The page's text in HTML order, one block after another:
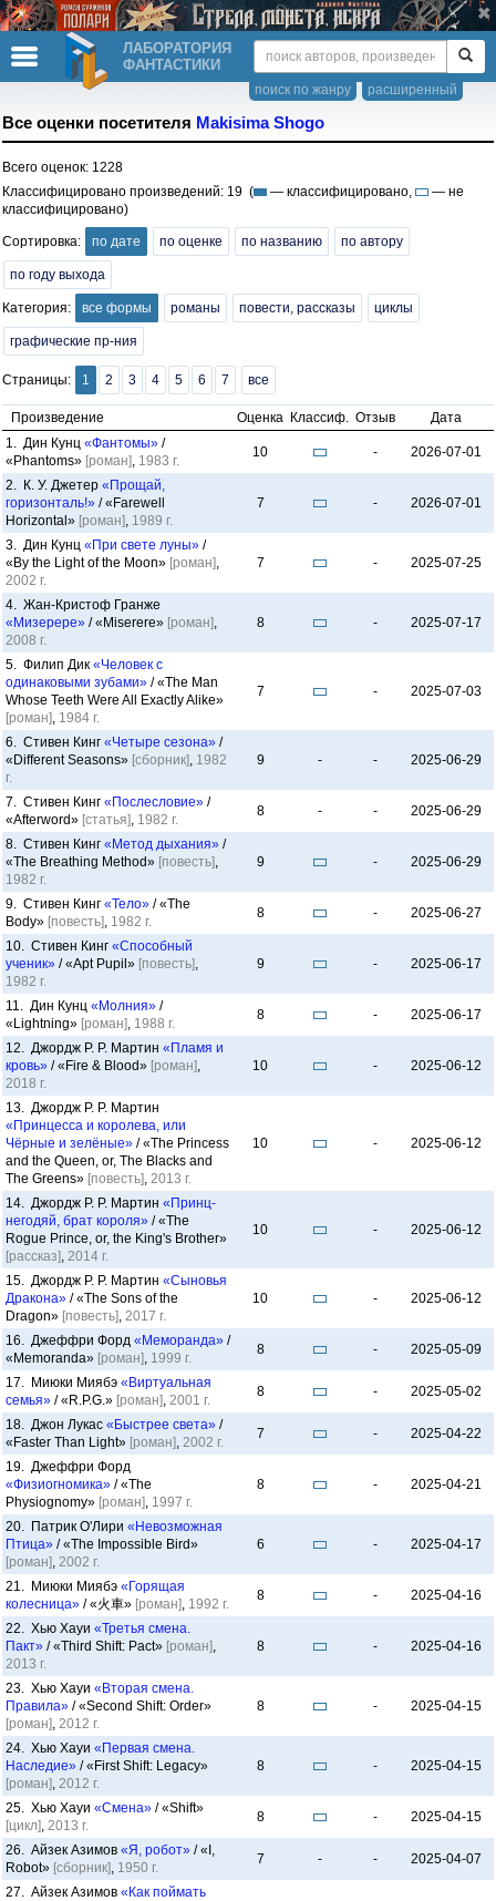
ЛАБОРАТОРИЯ
ФАНТАСТИКИ
расширенный
поиск по жанру
Все оценки посетителя Makisima Shogo
Всего оценок: 1228
Классифицировано произведений: 19 (
— классифицировано,
— не
классифицировано)
Сортировка: по дате по оценке по названию по автору
по году выхода
Категория: все формы романы повести, рассказы циклы
графические пр-ния
Страницы: 1 2 3 4 5 6 7 все
Произведение Оценка Классиф. Отзыв
Дата
1. Дин Кунц «Фантомы» /
«Phantoms» [роман], 1983 г.
10 - 2026-07-01
2. К. У. Джетер «Прощай,
горизонталь!» / «Farewell
Horizontal» [роман], 1989 г.
7 - 2026-07-01
3. Дин Кунц «При свете луны» /
«By the Light of the Moon» [роман],
2002 г.
7 - 2025-07-25
4. Жан-Кристоф Гранже
«Мизерере» / «Miserere» [роман],
2008 г.
8 - 2025-07-17
5. Филип Дик «Человек с
одинаковыми зубами» / «The Man
Whose Teeth Were All Exactly Alike»
[роман], 1984 г.
7 - 2025-07-03
6. Стивен Кинг «Четыре сезона» /
«Different Seasons» [сборник], 1982
г.
9 - - 2025-06-29
7. Стивен Кинг «Послесловие» /
«Afterword» [статья], 1982 г.
8 - - 2025-06-29
8. Стивен Кинг «Метод дыхания» /
«The Breathing Method» [повесть],
1982 г.
9 - 2025-06-29
9. Стивен Кинг «Тело» / «The
Body» [повесть], 1982 г.
8 - 2025-06-27
10. Стивен Кинг «Способный
ученик» / «Apt Pupil» [повесть],
1982 г.
9 - 2025-06-17
11. Дин Кунц «Молния» /
«Lightning» [роман], 1988 г.
8 - 2025-06-17
12. Джордж Р. Р. Мартин «Пламя и
кровь» / «Fire & Blood» [роман],
2018 г.
10 - 2025-06-12
13. Джордж Р. Р. Мартин
«Принцесса и королева, или
Чёрные и зелёные» / «The Princess
and the Queen, or, The Blacks and
The Greens» [повесть], 2013 г.
10 - 2025-06-12
14. Джордж Р. Р. Мартин «Принц-
негодяй, брат короля» / «The
Rogue Prince, or, the King's Brother»
[рассказ], 2014 г.
10 - 2025-06-12
15. Джордж Р. Р. Мартин «Сыновья
Дракона» / «The Sons of the
Dragon» [повесть], 2017 г.
10 - 2025-06-12
16. Джеффри Форд «Меморанда» /
«Memoranda» [роман], 1999 г.
8 - 2025-05-09
17. Миюки Миябэ «Виртуальная
семья» / «R.P.G.» [роман], 2001 г.
8 - 2025-05-02
18. Джон Лукас «Быстрее света» /
«Faster Than Light» [роман], 2002 г.
7 - 2025-04-22
19. Джеффри Форд
«Физиогномика» / «The
Physiognomy» [роман], 1997 г.
8 - 2025-04-21
20. Патрик О'Лири «Невозможная
Птица» / «The Impossible Bird»
[роман], 2002 г.
6 - 2025-04-17
21. Миюки Миябэ «Горящая
колесница» / «火車» [роман], 1992 г.
8 - 2025-04-16
22. Хью Хауи «Третья смена.
Пакт» / «Third Shift: Pact» [роман],
2013 г.
8 - 2025-04-16
23. Хью Хауи «Вторая смена.
Правила» / «Second Shift: Order»
[роман], 2012 г.
8 - 2025-04-15
24. Хью Хауи «Первая смена.
Наследие» / «First Shift: Legacy»
[роман], 2012 г.
8 - 2025-04-15
25. Хью Хауи «Смена» / «Shift»
[цикл], 2013 г.
8 - 2025-04-15
26. Айзек Азимов «Я, робот» / «I,
Robot» [сборник], 1950 г.
7 - - 2025-04-07
27. Айзек Азимов «Как поймать